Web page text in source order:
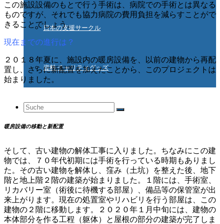
日本の支援サークル
資料 チャリティグッズ
Suche
nach:
この施設設備のもとで行う手術は、病院での手術とは異なる
ものですが、それでも協力病院の費用負担を減らすことがで
きることでしょう。
現在までの進行は？
２０１８年夏に、施設内の暖房設備を、以前の建物から再配
置し、さらに新配置を加えたことから、このプロジェクトは
始まりました。
暖房設備の移動と新配置
そして、古い建物の解体工事に入りました。ちなみにこの建
物では、７０年代初期には手術を行っている時期もありまし
た。その古い建物を解体し、窪み（土坑）を整えた後、地下
階と地上階２階の建築が始まりました。１階には、手術室、
リカバリー室（術後に待機する部屋）、備品等の保管室が出
来上がります。現在の処置室やリハビリを行う部屋は、この
建物の２階に移動します。２０２０年１月中旬には、建物の
本体部分を作る工程（躯体）と屋根の部分の建築が完了しま